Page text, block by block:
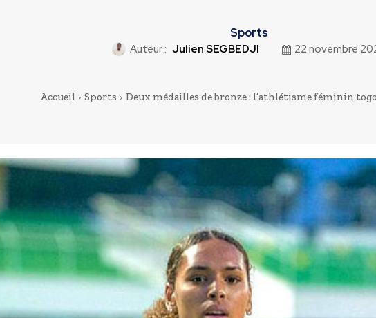
Sports
Auteur : Julien SEGBEDJI 22 novembre
Accueil Sports Deux médailles de bronze : l’athlétisme féminin